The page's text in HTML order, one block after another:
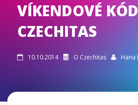
VÍKENDOVÉ
CZECHITAS
 10.10.2014  O Czechitas  Hana